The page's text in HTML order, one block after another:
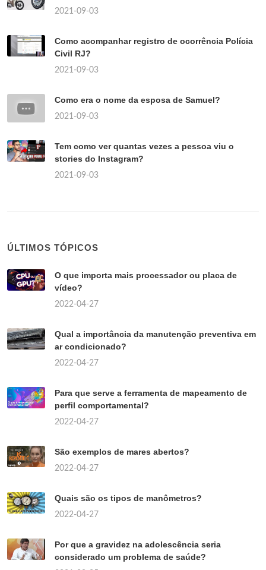
2021-09-03
Como acompanhar registro de ocorrência Polícia
Civil RJ?
2021-09-03
Como era o nome da esposa de Samuel?
2021-09-03
Tem como ver quantas vezes a pessoa viu o
stories do Instagram?
2021-09-03
ÚLTIMOS TÓPICOS
O que importa mais processador ou placa de
vídeo?
2022-04-27
Qual a importância da manutenção preventiva em
ar condicionado?
2022-04-27
Para que serve a ferramenta de mapeamento de
perfil comportamental?
2022-04-27
São exemplos de mares abertos?
2022-04-27
Quais são os tipos de manômetros?
2022-04-27
Por que a gravidez na adolescência seria
considerado um problema de saúde?